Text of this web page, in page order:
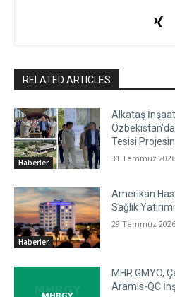
RELATED ARTICLES
Haberler
Alkataş
Tesisi
31 Temmuz 2026
Haberler
Amerikan
Sağlık Yatırımı
29 Temmuz 2026
MHR GMYO,
Aramis-QC